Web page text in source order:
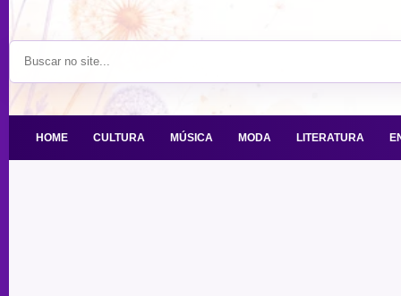
BUSCAR NO SITE
HOME CULTURA MÚSICA MODA LITERATURA